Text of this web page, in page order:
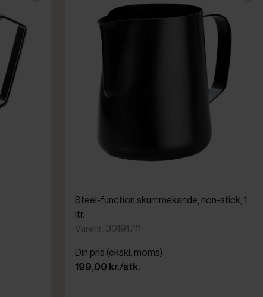
Steel-function skummekande, non-stick, 1
ltr.
Varenr: 30191711
Din pris (ekskl. moms)
199,00 kr./stk.